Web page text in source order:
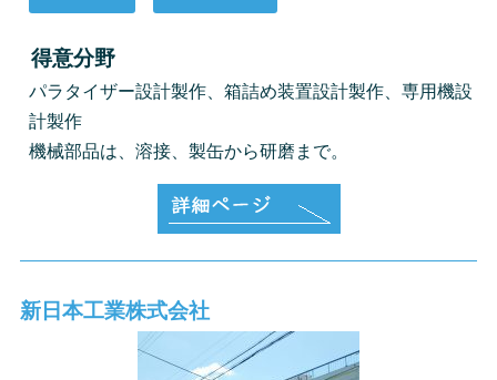
得意分野
パラタイザー設計製作、箱詰め装置設計製作、専用機設
計製作
機械部品は、溶接、製缶から研磨まで。
新日本工業株式会社